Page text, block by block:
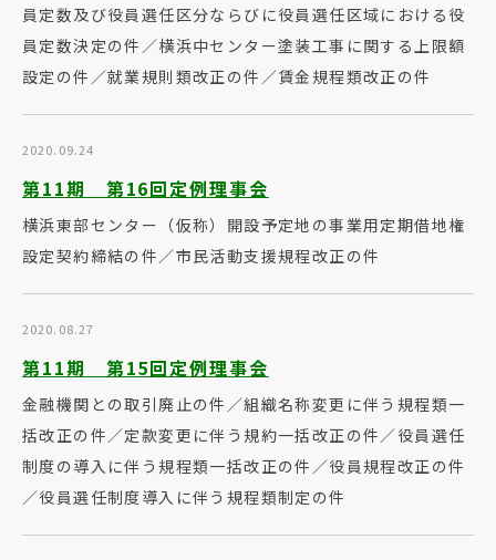
員定数及び役員選任区分ならびに役員選任区域における役
員定数決定の件／横浜中センター塗装工事に関する上限額
設定の件／就業規則類改正の件／賃金規程類改正の件
2020.09.24
第11期 第16回定例理事会
横浜東部センター（仮称）開設予定地の事業用定期借地権
設定契約締結の件／市民活動支援規程改正の件
2020.08.27
第11期 第15回定例理事会
金融機関との取引廃止の件／組織名称変更に伴う規程類一
括改正の件／定款変更に伴う規約一括改正の件／役員選任
制度の導入に伴う規程類一括改正の件／役員規程改正の件
／役員選任制度導入に伴う規程類制定の件